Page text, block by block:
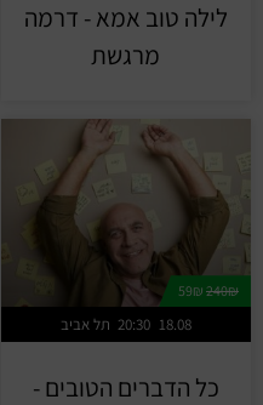
לילה טוב אמא - דרמה
מרגשת
240₪
תל אביב 20:30 18.08
כל הדברים הטובים -